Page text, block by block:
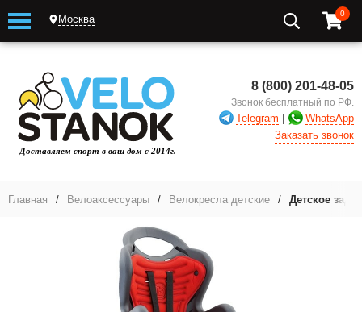
Москва 0
8 (800) 201-48-05
Звонок бесплатный по РФ.
Telegram |
WhatsApp
Заказать звонок
Главная / Велоаксессуары / Велокресла детские / Детское